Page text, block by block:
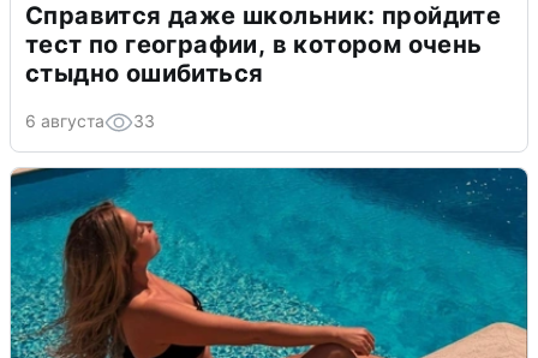
Справится даже школьник: пройдите
тест по географии, в котором очень
стыдно ошибиться
6 августа 33